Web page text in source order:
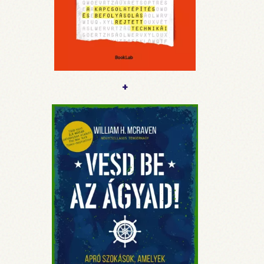
dolgozik, ügyfelei közt megtalálhatók a világ
legismertebb vállalatai is. Az Interfor International
vállalati hírszerző cég stratégiai tanácsadója,
valamint a Joseph Rainey Center for Public Policy
nemzetbiztonsági politikai tanácsadója.
Rendszeresen publikál többek között a
USA Today,
+